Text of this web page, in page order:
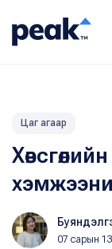
Цаг агаар
07 сарын